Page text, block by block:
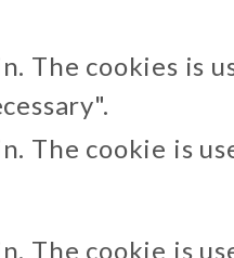
The cookies is
The cookie is
The cookie is